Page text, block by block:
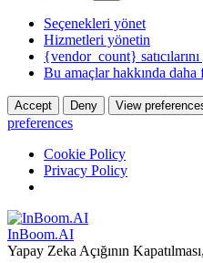
Seçenekleri yönet
Hizmetleri yönetin
{vendor_count}
Bu amaçlar hakkında
Accept Deny View
preferences
Cookie Policy
Privacy Policy
Skip
to
content
InBoom.AI
Yapay Zeka Açığının